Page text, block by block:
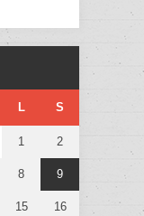
L S
1 2
8 9
15 16